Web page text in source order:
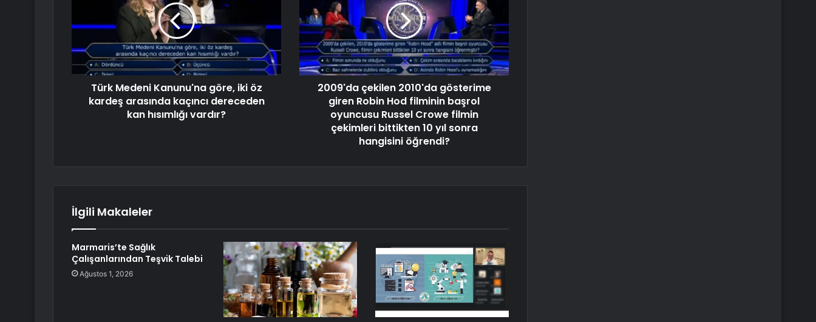
Türk Medeni Kanunu'na göre, iki öz
kardeş arasında kaçıncı dereceden
kan hısımlığı vardır?
2009'da çekilen 2010'da gösterime
giren Robin Hod filminin başrol
oyuncusu Russel Crowe filmin
çekimleri bittikten 10 yıl sonra
hangisini öğrendi?
İlgili Makaleler
Marmaris’te Sağlık
Çalışanlarından Teşvik Talebi
Ağustos 1, 2026